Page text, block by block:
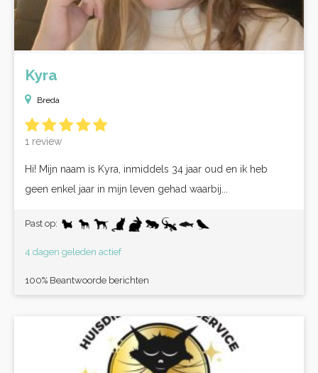
Kyra
Breda
1 review
Hi! Mijn naam is Kyra, inmiddels 34 jaar oud en ik heb
geen enkel jaar in mijn leven gehad waarbij...
Past op:
4 dagen geleden actief
100% Beantwoorde berichten